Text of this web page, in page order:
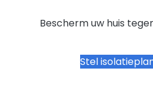
Bescherm uw huis
Stel